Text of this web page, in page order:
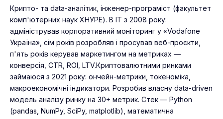
Крипто- та data-аналітик, інженер-програміст (факультет
комп'ютерних наук ХНУРЕ). В IT з 2008 року:
адміністрував корпоративний моніторинг у «Vodafone
Україна», сім років розробляв і просував веб-проєкти,
п'ять років керував маркетингом на метриках —
конверсія, CTR, ROI, LTV.Криптовалютними ринками
займаюся з 2021 року: ончейн-метрики, токеноміка,
макроекономічні індикатори. Розробив власну data-driven
модель аналізу ринку на 30+ метрик. Стек — Python
(pandas, NumPy, SciPy, matplotlib), математична